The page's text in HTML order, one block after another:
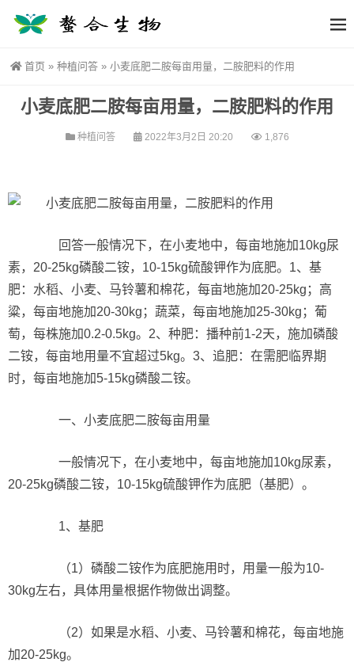
首页 » 种植问答 » 小麦底肥二胺每亩用量，二胺肥料的作用
小麦底肥二胺每亩用量，二胺肥料的作用
种植问答 2022年3月2日 20:20 1,876
回答一般情况下，在小麦地中，每亩地施加10kg尿
素，20-25kg磷酸二铵，10-15kg硫酸钾作为底肥。1、基
肥：水稻、小麦、马铃薯和棉花，每亩地施加20-25kg；高
粱，每亩地施加20-30kg；蔬菜，每亩地施加25-30kg；葡
萄，每株施加0.2-0.5kg。2、种肥：播种前1-2天，施加磷酸
二铵，每亩地用量不宜超过5kg。3、追肥：在需肥临界期
时，每亩地施加5-15kg磷酸二铵。
一、小麦底肥二胺每亩用量
一般情况下，在小麦地中，每亩地施加10kg尿素，
20-25kg磷酸二铵，10-15kg硫酸钾作为底肥（基肥）。
1、基肥
（1）磷酸二铵作为底肥施用时，用量一般为10-
30kg左右，具体用量根据作物做出调整。
（2）如果是水稻、小麦、马铃薯和棉花，每亩地施
加20-25kg。